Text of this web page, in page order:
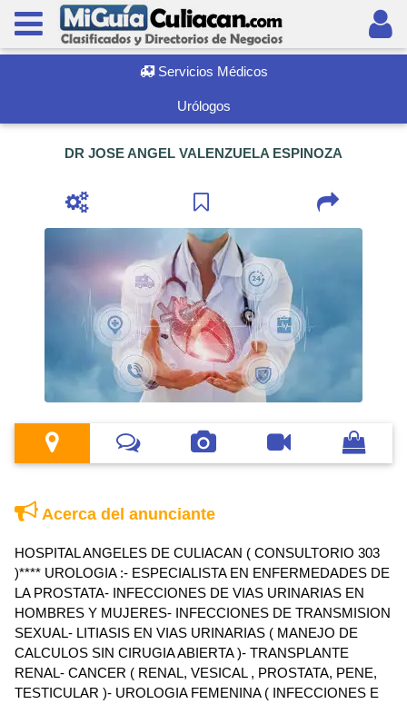
Servicios Médicos
Urólogos
DR JOSE ANGEL VALENZUELA ESPINOZA
Acerca del anunciante
HOSPITAL ANGELES DE CULIACAN ( CONSULTORIO 303
)**** UROLOGIA :- ESPECIALISTA EN ENFERMEDADES DE
LA PROSTATA- INFECCIONES DE VIAS URINARIAS EN
HOMBRES Y MUJERES- INFECCIONES DE TRANSMISION
SEXUAL- LITIASIS EN VIAS URINARIAS ( MANEJO DE
CALCULOS SIN CIRUGIA ABIERTA )- TRANSPLANTE
RENAL- CANCER ( RENAL, VESICAL , PROSTATA, PENE,
TESTICULAR )- UROLOGIA FEMENINA ( INFECCIONES E